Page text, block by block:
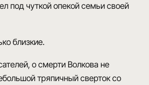
под чуткой опекой семьи своей
близкие.
о смерти Волкова не
тряпичный сверток со